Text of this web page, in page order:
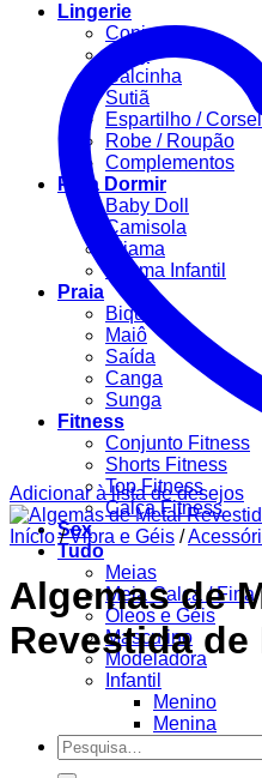
Lingerie
Conjuntos
Body
Calcinha
Sutiã
Espartilho /
Robe / Roupão
Complementos
Para Dormir
Baby Doll
Camisola
Pijama
Pijama Infantil
Praia
Biquíni
Maiô
Saída
Canga
Sunga
Fitness
Conjunto Fitness
Shorts Fitness
Top Fitness
Calça Fitness
Sex
Tudo
Meias
Meia Calça / Fina
Óleos e Géis
Masculino
Modeladora
Infantil
Menino
Menina
Pesquisar
por:
Adicionar à lista de desejos
Início / Vibra e Géis /
Algemas de
Revestida de